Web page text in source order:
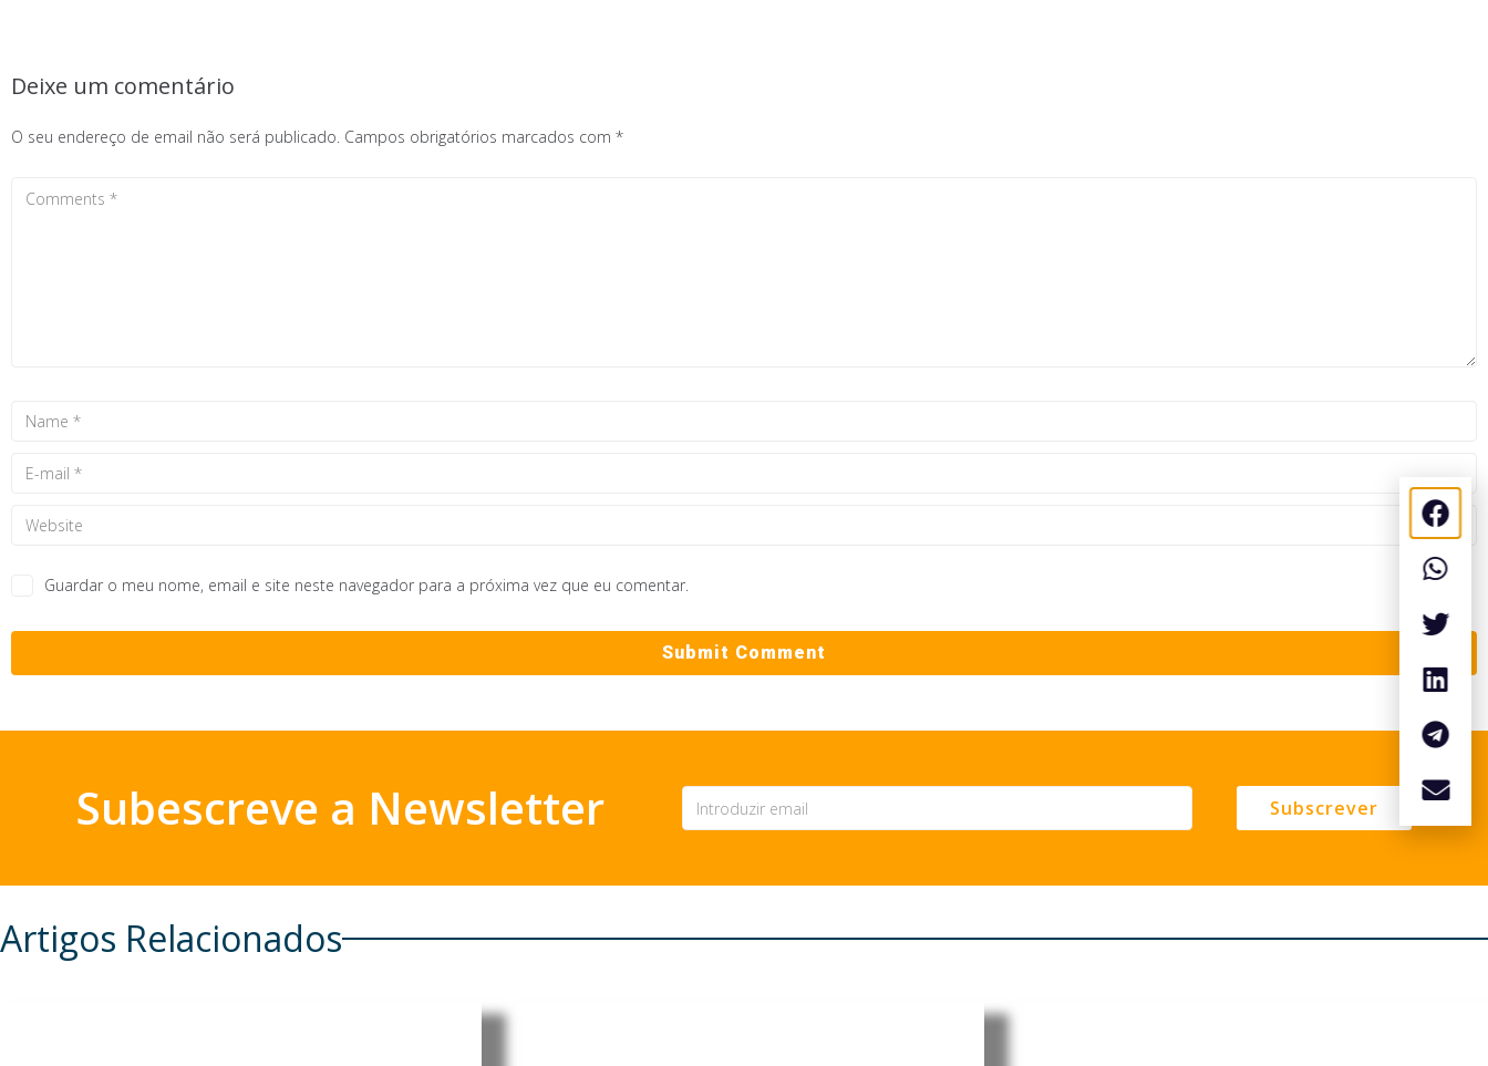
Deixe um comentário
O seu endereço de email não será publicado. Campos obrigatórios marcados com *
Guardar o meu nome, email e site neste navegador para a próxima vez que eu comentar.
Subescreve a Newsletter Subscrever
Artigos Relacionados